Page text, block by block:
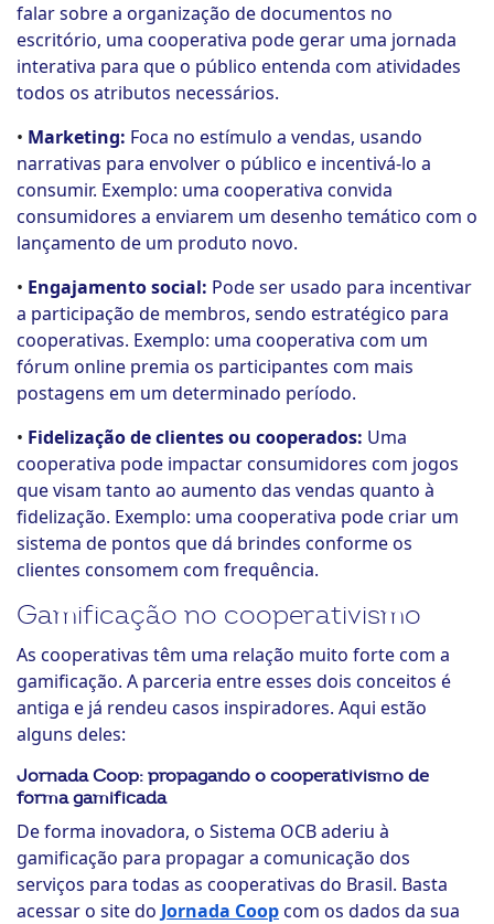
falar sobre a organização de documentos no
escritório, uma cooperativa pode gerar uma jornada
interativa para que o público entenda com atividades
todos os atributos necessários.
• Marketing: Foca no estímulo a vendas, usando
narrativas para envolver o público e incentivá-lo a
consumir. Exemplo: uma cooperativa convida
consumidores a enviarem um desenho temático com o
lançamento de um produto novo.
• Engajamento social: Pode ser usado para incentivar
a participação de membros, sendo estratégico para
cooperativas. Exemplo: uma cooperativa com um
fórum online premia os participantes com mais
postagens em um determinado período.
• Fidelização de clientes ou cooperados: Uma
cooperativa pode impactar consumidores com jogos
que visam tanto ao aumento das vendas quanto à
fidelização. Exemplo: uma cooperativa pode criar um
sistema de pontos que dá brindes conforme os
clientes consomem com frequência.
Gamificação no cooperativismo
As cooperativas têm uma relação muito forte com a
gamificação. A parceria entre esses dois conceitos é
antiga e já rendeu casos inspiradores. Aqui estão
alguns deles:
Jornada Coop: propagando o cooperativismo de
forma gamificada
De forma inovadora, o Sistema OCB aderiu à
gamificação para propagar a comunicação dos
serviços para todas as cooperativas do Brasil. Basta
acessar o site do Jornada Coopcom os dados da sua